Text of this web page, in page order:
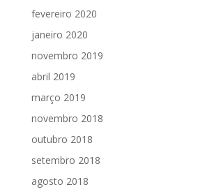
fevereiro 2020
janeiro 2020
novembro 2019
abril 2019
março 2019
novembro 2018
outubro 2018
setembro 2018
agosto 2018